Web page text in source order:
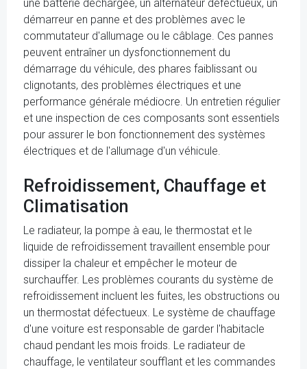
une batterie déchargée, un alternateur défectueux, un
démarreur en panne et des problèmes avec le
commutateur d'allumage ou le câblage. Ces pannes
peuvent entraîner un dysfonctionnement du
démarrage du véhicule, des phares faiblissant ou
clignotants, des problèmes électriques et une
performance générale médiocre. Un entretien régulier
et une inspection de ces composants sont essentiels
pour assurer le bon fonctionnement des systèmes
électriques et de l'allumage d'un véhicule.
Refroidissement, Chauffage et
Climatisation
Le radiateur, la pompe à eau, le thermostat et le
liquide de refroidissement travaillent ensemble pour
dissiper la chaleur et empêcher le moteur de
surchauffer. Les problèmes courants du système de
refroidissement incluent les fuites, les obstructions ou
un thermostat défectueux. Le système de chauffage
d'une voiture est responsable de garder l'habitacle
chaud pendant les mois froids. Le radiateur de
chauffage, le ventilateur soufflant et les commandes